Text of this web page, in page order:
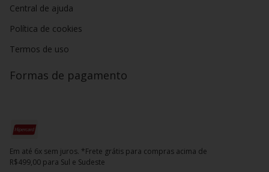
Central de ajuda
Política de cookies
Termos de uso
Formas de pagamento
Em até 6x sem juros. *Frete grátis para compras acima de
R$499,00 para Sul e Sudeste